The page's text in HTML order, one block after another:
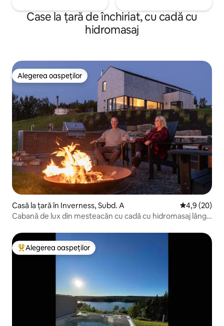
Case la țară de închiriat, cu cadă cu
hidromasaj
Alegerea oaspeților
Alegerea oaspeților
Casă la țară în Inverness, Subd. A Scor mediu
4,9 (20)
Cabană de lux din mesteacăn cu cadă cu hidromasaj lângă
Locuință din topul categoriei Alegerea oaspeților
Alegerea oaspeților